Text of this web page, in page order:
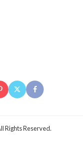
.Copyright © 2025 learningbrightside. All Rights Reserved